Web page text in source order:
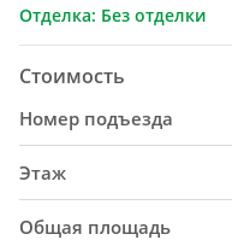
Отделка: Без отделки
Стоимость
Номер подъезда
Этаж
Общая площадь